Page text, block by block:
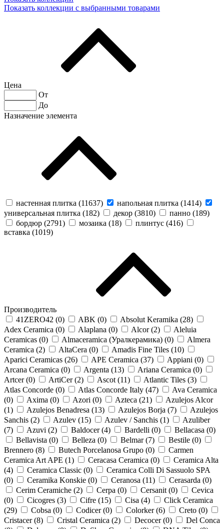
Показать коллекции с выбранными товарами
Цена
От
До
Назначение элемента
настенная плитка (11637) напольная плитка (1414)
универсальная плитка (182) декор (3810) панно (189)
бордюр (2791) мозаика (18) плинтус (416)
вставка (1019)
Производитель
41ZERO42 (0) ABK (0) Absolut Keramika (28)
Adex Ceramica (0) Alaplana (0) Alcor (2)
Aleluia
Ceramicas (0) Almaceramica (Уралкерамика) (0)
Almera
Ceramica (2) AltaCera (0) Amadis Fine Tiles (10)
Aparici Ceramicas (26) APE Ceramica (37) Appiani (0)
Arcana Ceramica (0) Argenta (13) Ariana Ceramica (0)
Artcer (0) ArtiCer (2) Ascot (11) Atlantic Tiles (3)
Atlas Concorde (0) Atlas Concorde Italy (47)
Ava Ceramica
(0) Axima (0) Azori (0) Azteca (21)
Azulejos Alcor
(1) Azulejos Benadresa (13) Azulejos Borja (7)
Azulejos
Sanchis (2) Azulev (15) Azulev / Sanchis (1)
Azuliber
(7) Azuvi (2) Baldocer (4) Bardelli (0) Bellacasa (0)
Bellavista (0) Belleza (0) Belmar (7) Bestile (0)
Brennero (8) Butech Porcelanosa Grupo (0)
Carmen
Ceramica Art APE (1) Ceracasa Ceramica (0)
Ceramica Alta
(4) Ceramica Classic (0)
Ceramica Colli Di Sassuolo SPA
(0) Ceramika Konskie (0) Ceranosa (11) Cerasarda (0)
Cerim Ceramiche (2) Cerpa (0) Cersanit (0)
Cevica
(0) Cicogres (3) Cifre (15) Cisa (4)
Click Ceramica
(29) Cobsa (0) Codicer (0) Colorker (6) Creto (0)
Cristacer (8) Cristal Ceramica (2) Decocer (0)
Del Conca